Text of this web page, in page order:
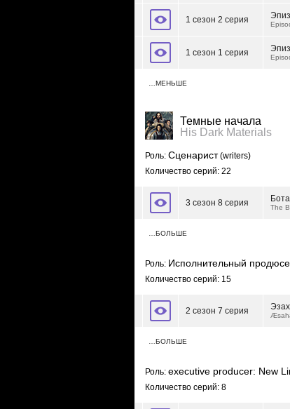
1 сезон 2 серия
1 сезон 1 серия
…МЕНЬШЕ
Темные начала
His Dark Materials
Роль: Сценарист(writers)
Количество серий: 22
3 сезон 8 серия The
…БОЛЬШЕ
Роль: Исполнительный
Количество серий: 15
2 сезон 7 серия
…БОЛЬШЕ
Роль: executive producer: New
Количество серий: 8